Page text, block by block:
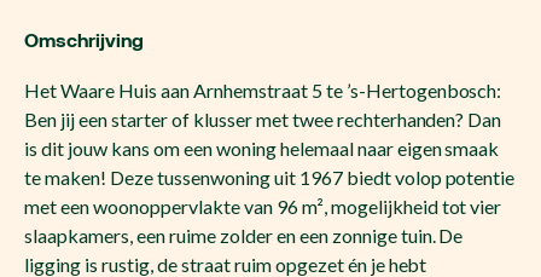
Omschrijving
Het Waare Huis aan Arnhemstraat 5 te ’s-Hertogenbosch:
Ben jij een starter of klusser met twee rechterhanden? Dan
is dit jouw kans om een woning helemaal naar eigen smaak
te maken! Deze tussenwoning uit 1967 biedt volop potentie
met een woonoppervlakte van 96 m², mogelijkheid tot vier
slaapkamers, een ruime zolder en een zonnige tuin. De
ligging is rustig, de straat ruim opgezet én je hebt